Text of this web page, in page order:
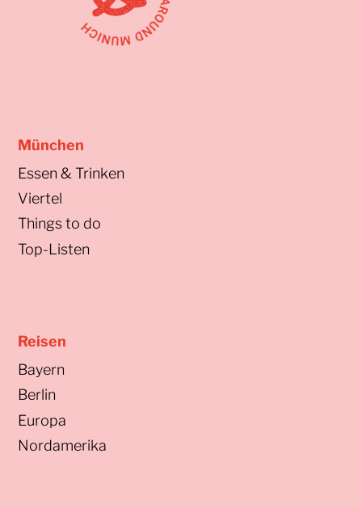
München
Essen & Trinken
Viertel
Things to do
Top-Listen
Reisen
Bayern
Berlin
Europa
Nordamerika